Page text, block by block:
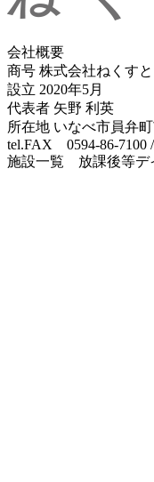
会社概要
商号 株式会社ねくすと
設立 2020年5月
代表者 矢野 利英
所在地 いなべ市員弁
tel.FAX 0594-86-7100 /
施設一覧 放課後等デ